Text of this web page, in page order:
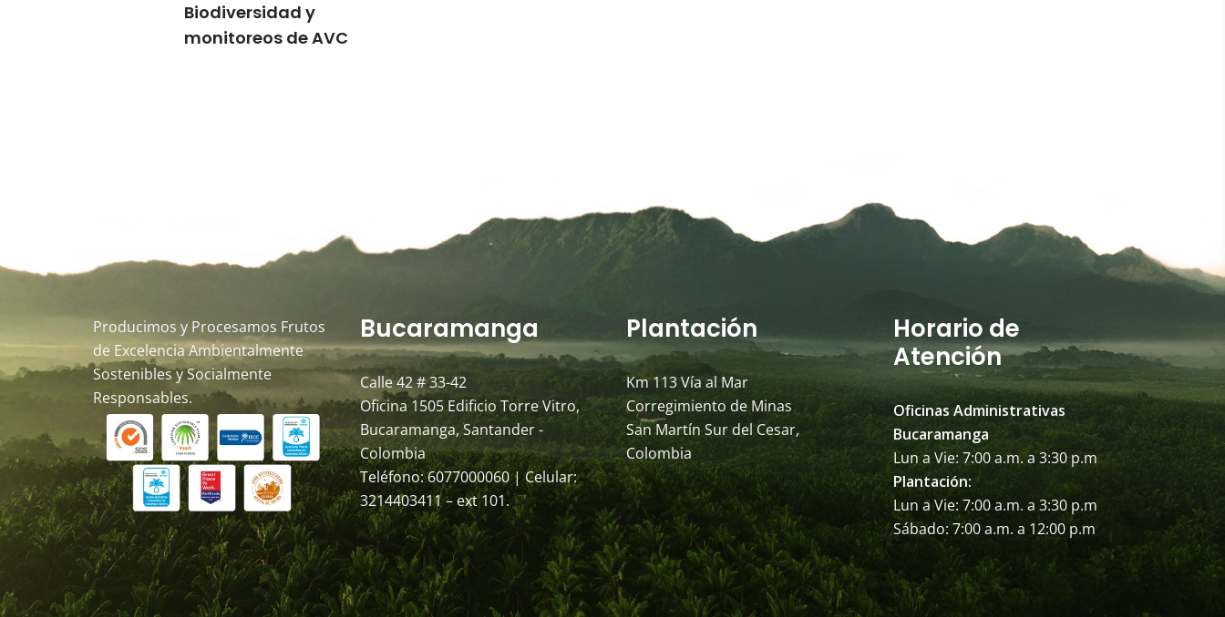
Biodiversidad y
monitoreos de AVC
Producimos y Procesamos Frutos
de Excelencia Ambientalmente
Sostenibles y Socialmente
Responsables.
Bucaramanga
Calle 42 # 33-42
Oficina 1505 Edificio Torre Vitro,
Bucaramanga, Santander -
Colombia
Teléfono: 6077000060 | Celular:
3214403411 – ext 101.
Plantación
Km 113 Vía al Mar
Corregimiento de Minas
San Martín Sur del Cesar,
Colombia
Horario de
Atención
Oficinas Administrativas
Bucaramanga
Lun a Vie: 7:00 a.m. a 3:30 p.m
Plantación:
Lun a Vie: 7:00 a.m. a 3:30 p.m
Sábado: 7:00 a.m. a 12:00 p.m